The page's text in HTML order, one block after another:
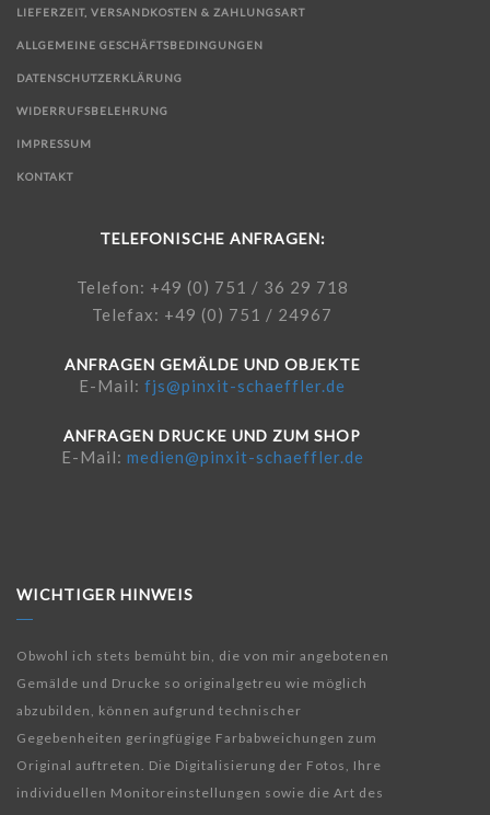
LIEFERZEIT, VERSANDKOSTEN & ZAHLUNGSART
ALLGEMEINE GESCHÄFTSBEDINGUNGEN
DATENSCHUTZERKLÄRUNG
WIDERRUFSBELEHRUNG
IMPRESSUM
KONTAKT
TELEFONISCHE ANFRAGEN:
Telefon: +49 (0) 751 / 36 29 718
Telefax: +49 (0) 751 / 24967
ANFRAGEN GEMÄLDE UND OBJEKTE
E-Mail: fjs@pinxit-schaeffler.de
ANFRAGEN DRUCKE UND ZUM SHOP
E-Mail: medien@pinxit-schaeffler.de
WICHTIGER HINWEIS
Obwohl ich stets bemüht bin, die von mir angebotenen
Gemälde und Drucke so originalgetreu wie möglich
abzubilden, können aufgrund technischer
Gegebenheiten geringfügige Farbabweichungen zum
Original auftreten. Die Digitalisierung der Fotos, Ihre
individuellen Monitoreinstellungen sowie die Art des